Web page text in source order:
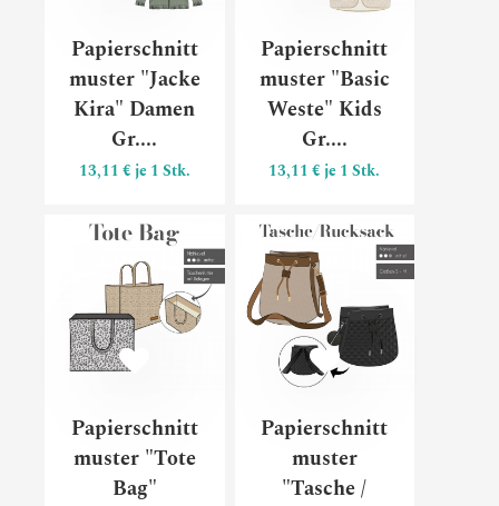
Papierschnitt
muster "Jacke
Kira" Damen
Gr....
13,11 € je 1 Stk.
Papierschnitt
muster "Basic
Weste" Kids
Gr....
13,11 € je 1 Stk.
Papierschnitt
muster "Tote
Bag"
Papierschnittmuster "Tote
Papierschnitt
muster
"Tasche /